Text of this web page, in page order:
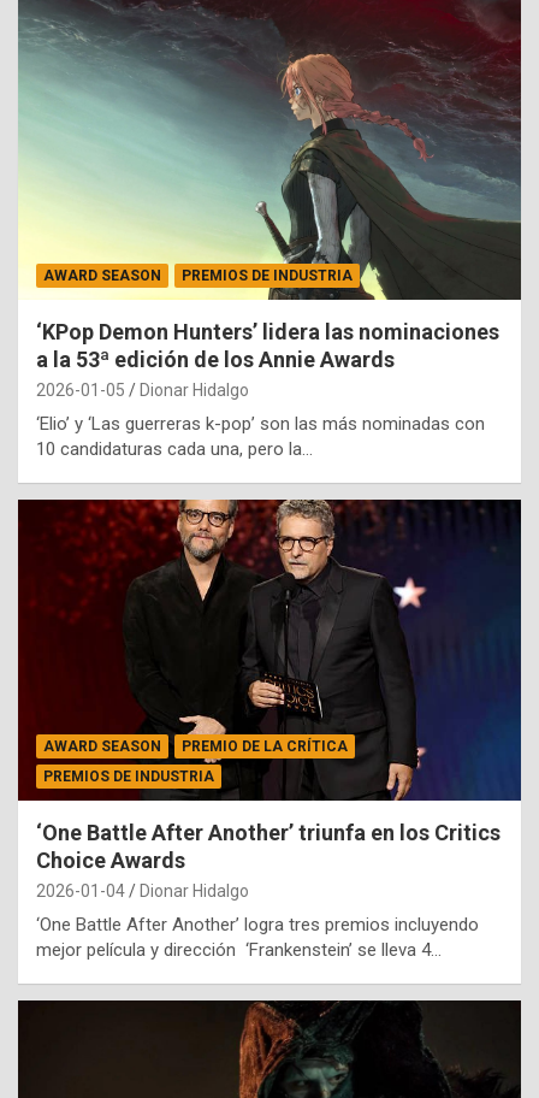
AWARD SEASON PREMIOS DE INDUSTRIA
‘KPop Demon Hunters’ lidera las nominaciones
a la 53ª edición de los Annie Awards
2026-01-05 Dionar Hidalgo
‘Elio’ y ‘Las guerreras k-pop’ son las más nominadas con
10 candidaturas cada una, pero la…
AWARD SEASON
PREMIO DE LA CRÍTICA
PREMIOS DE INDUSTRIA
‘One Battle After Another’ triunfa en los Critics
Choice Awards
2026-01-04 Dionar Hidalgo
‘One Battle After Another’ logra tres premios incluyendo
mejor película y dirección ‘Frankenstein’ se lleva 4…